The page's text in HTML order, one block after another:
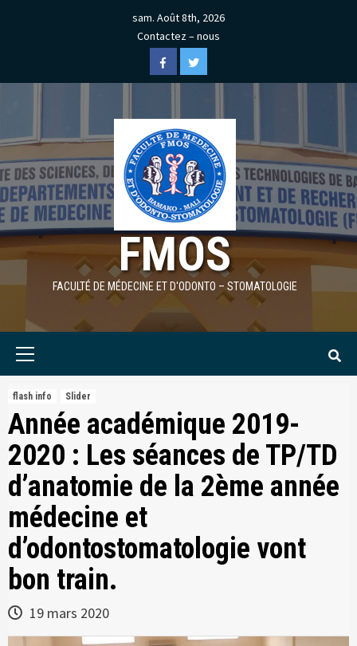
sam. Août 8th, 2026
Contactez – nous
FacebookTwitter
FMOS
FACULTÉ DE MÉDECINE ET D'ODONTO – STOMATOLOGIE
flash info Slider
Année académique 2019-
2020 : Les séances de TP/TD
d’anatomie de la 2ème année
médecine et
d’odontostomatologie vont
bon train.
19 mars 2020